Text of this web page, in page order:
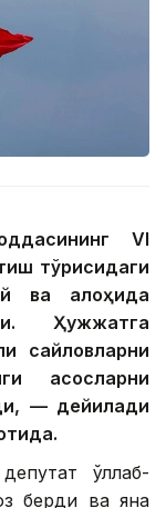
VI
тўғрисидаги
ва алоҳида
Ҳужжатга
сайловларни
асосларни
— дейилади
қўллаб-
берди ва яна